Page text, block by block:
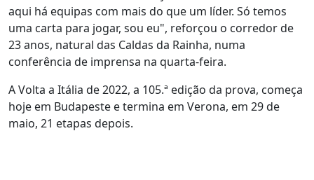
aqui há equipas com mais do que um líder. Só temos
uma carta para jogar, sou eu", reforçou o corredor de
23 anos, natural das Caldas da Rainha, numa
conferência de imprensa na quarta-feira.
A Volta a Itália de 2022, a 105.ª edição da prova, começa
hoje em Budapeste e termina em Verona, em 29 de
maio, 21 etapas depois.